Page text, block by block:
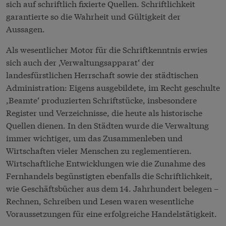
sich auf schriftlich fixierte Quellen. Schriftlichkeit
garantierte so die Wahrheit und Gültigkeit der
Aussagen.
Als wesentlicher Motor für die Schriftkenntnis erwies
sich auch der ,Verwaltungsapparat‘ der
landesfürstlichen Herrschaft sowie der städtischen
Administration: Eigens ausgebildete, im Recht geschulte
,Beamte‘ produzierten Schriftstücke, insbesondere
Register und Verzeichnisse, die heute als historische
Quellen dienen. In den Städten wurde die Verwaltung
immer wichtiger, um das Zusammenleben und
Wirtschaften vieler Menschen zu reglementieren.
Wirtschaftliche Entwicklungen wie die Zunahme des
Fernhandels begünstigten ebenfalls die Schriftlichkeit,
wie Geschäftsbücher aus dem 14. Jahrhundert belegen –
Rechnen, Schreiben und Lesen waren wesentliche
Voraussetzungen für eine erfolgreiche Handelstätigkeit.